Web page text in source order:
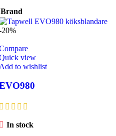
alternativen
Brand
20%
view
to wishlist
In stock